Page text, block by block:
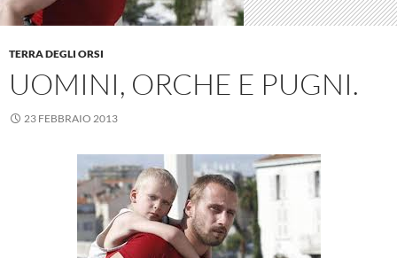
TERRA DEGLI ORSI
UOMINI, ORCHE E PUGNI.
23 FEBBRAIO 2013